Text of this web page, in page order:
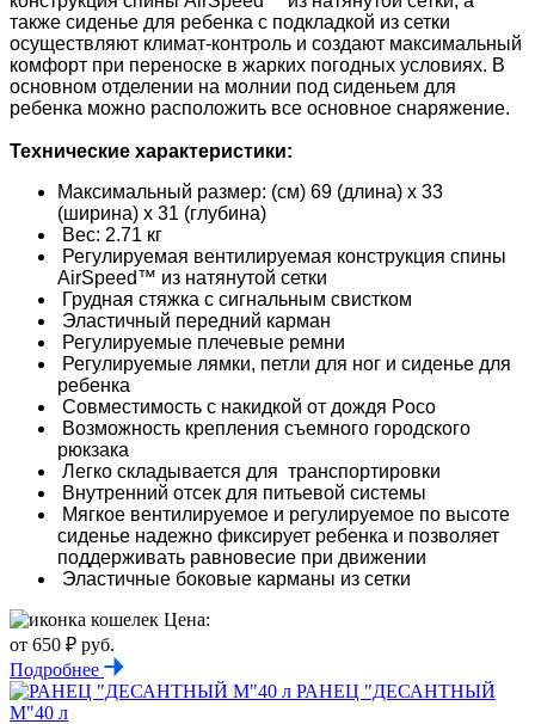
также сиденье для ребенка с подкладкой из сетки
осуществляют климат-контроль и создают максимальный
комфорт при переноске в жарких погодных условиях. В
основном отделении на молнии под сиденьем для
ребенка можно расположить все основное снаряжение.
Технические характеристики:
Максимальный размер: (см) 69 (длина) x 33
(ширина) x 31 (глубина)
Вес: 2.71 кг
Регулируемая вентилируемая конструкция спины
AirSpeed™ из натянутой сетки
Грудная стяжка с сигнальным свистком
Эластичный передний карман
Регулируемые плечевые ремни
Регулируемые лямки, петли для ног и сиденье для
ребенка
Совместимость с накидкой от дождя Poco
Возможность крепления съемного городского
рюкзака
Легко складывается для транспортировки
Внутренний отсек для питьевой системы
Мягкое вентилируемое и регулируемое по высоте
сиденье надежно фиксирует ребенка и позволяет
поддерживать равновесие при движении
Эластичные боковые карманы из сетки
Цена:
от 650 ₽ руб.
Подробнее
РАНЕЦ "ДЕСАНТНЫЙ
М"40 л